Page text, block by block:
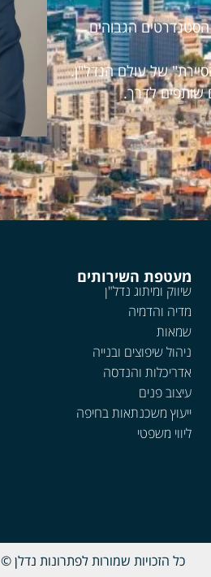
הסטנדרטים הגבוהים
של עולם הנדל"ן.
שותפים לדרך.
מעטפת השירותים
שיווק ומיתוג נדל"ן
מדיה והדמיה
שמאות
ניהול שיפוצים ובנייה
אדריכלות והנדסה
עיצוב פנים
ייעוץ משכנתאות בחיפה
ליווי משפטי
כל הזכויות שמורות לפתרונות נדלן ©